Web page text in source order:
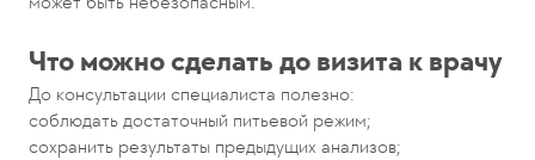
Что можно сделать до визита к врачу
До консультации специалиста полезно:
соблюдать достаточный питьевой режим;
сохранить результаты предыдущих анализов;